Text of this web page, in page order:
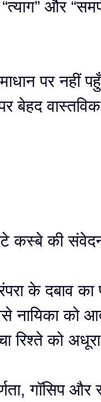
और
पर नहीं
बेहद
कस्बे की
के दबाव का
को
रिश्ते को
गॉसिप और